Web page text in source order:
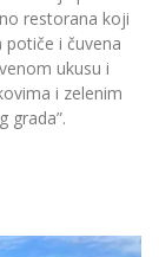
restorana koji
potiče i čuvena
ukusu i
i zelenim
grada”.